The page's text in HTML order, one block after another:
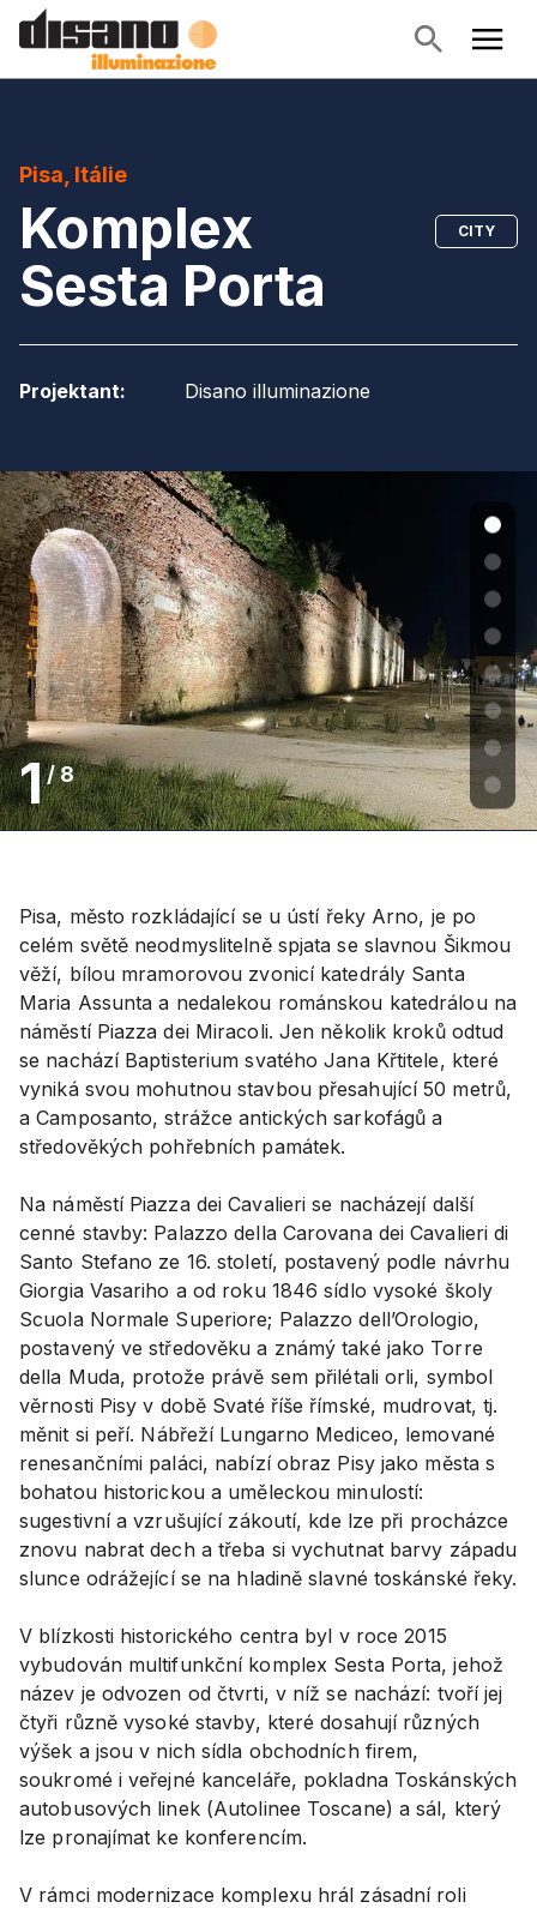
Pisa, Itálie
Komplex
Sesta Porta
CITY
Projektant: Disano illuminazione
1/8
Pisa, město rozkládající se u ústí řeky Arno, je po
celém světě neodmyslitelně spjata se slavnou Šikmou
věží, bílou mramorovou zvonicí katedrály Santa
Maria Assunta a nedalekou románskou katedrálou na
náměstí Piazza dei Miracoli. Jen několik kroků odtud
se nachází Baptisterium svatého Jana Křtitele, které
vyniká svou mohutnou stavbou přesahující 50 metrů,
a Camposanto, strážce antických sarkofágů a
středověkých pohřebních památek.
Na náměstí Piazza dei Cavalieri se nacházejí další
cenné stavby: Palazzo della Carovana dei Cavalieri di
Santo Stefano ze 16. století, postavený podle návrhu
Giorgia Vasariho a od roku 1846 sídlo vysoké školy
Scuola Normale Superiore; Palazzo dell’Orologio,
postavený ve středověku a známý také jako Torre
della Muda, protože právě sem přilétali orli, symbol
věrnosti Pisy v době Svaté říše římské, mudrovat, tj.
měnit si peří. Nábřeží Lungarno Mediceo, lemované
renesančními paláci, nabízí obraz Pisy jako města s
bohatou historickou a uměleckou minulostí:
sugestivní a vzrušující zákoutí, kde lze při procházce
znovu nabrat dech a třeba si vychutnat barvy západu
slunce odrážející se na hladině slavné toskánské řeky.
V blízkosti historického centra byl v roce 2015
vybudován multifunkční komplex Sesta Porta, jehož
název je odvozen od čtvrti, v níž se nachází: tvoří jej
čtyři různě vysoké stavby, které dosahují různých
výšek a jsou v nich sídla obchodních firem,
soukromé i veřejné kanceláře, pokladna Toskánských
autobusových linek (Autolinee Toscane) a sál, který
lze pronajímat ke konferencím.
V rámci modernizace komplexu hrál zásadní roli